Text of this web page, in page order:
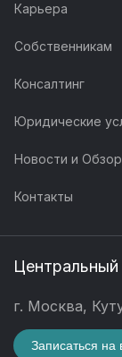
Карьера
Собственникам
Консалтинг
Юридические
Новости и
Контакты
г. Москва,
Записаться на